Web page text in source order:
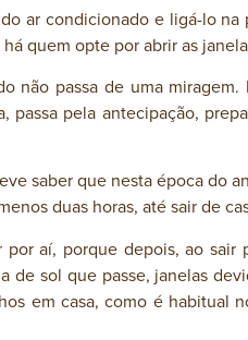
ar condicionado e ligá-lo
quem opte por abrir as
não passa de uma
pela antecipação,
saber que nesta época do
duas horas, até sair de
aí, porque depois, ao
de sol que passe, janelas
em casa, como é